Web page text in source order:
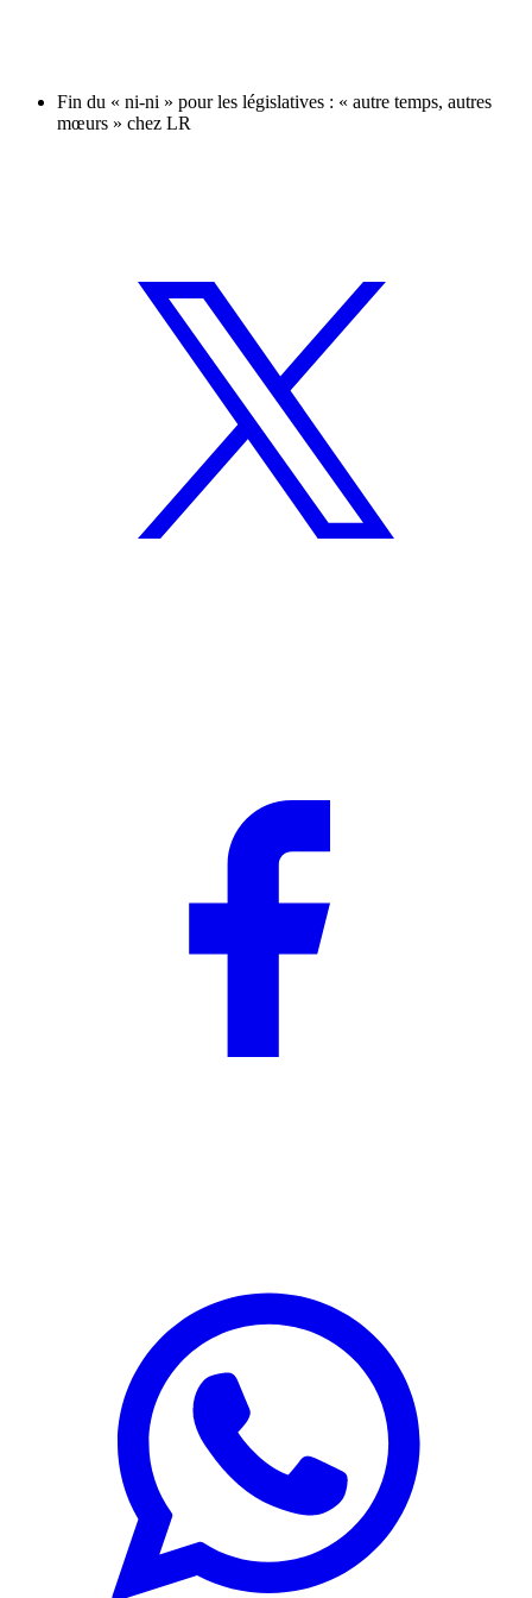
Fin du « ni-ni » pour les législatives : « autre temps, autres
mœurs » chez LR